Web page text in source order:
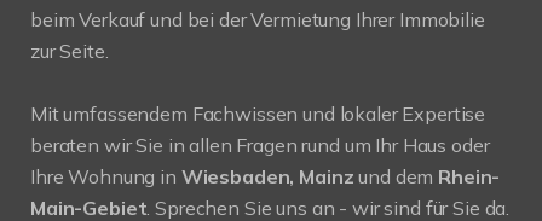
beim Verkauf und bei der Vermietung Ihrer Immobilie
zur Seite.
Mit umfassendem Fachwissen und lokaler Expertise
beraten wir Sie in allen Fragen rund um Ihr Haus oder
Ihre Wohnung in Wiesbaden, Mainzund dem Rhein-
Main-Gebiet. Sprechen Sie uns an - wir sind für Sie da.